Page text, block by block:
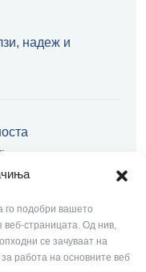
го подобри вашето
веб-страницата. Од нив,
се зачуваат на
работа на основните веб
надеж и